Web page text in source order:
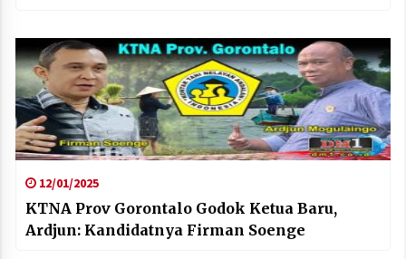
12/01/2025
KTNA Prov Gorontalo Godok Ketua Baru,
Ardjun: Kandidatnya Firman Soenge